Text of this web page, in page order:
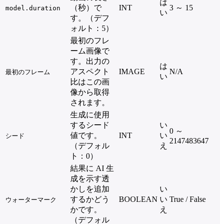
model.duration
（秒）で
す。（デフ
ォルト：5）
INT
は
い
3 ～ 15
最初のフレーム
最初のフレ
ーム画像で
す。出力の
アスペクト
比はこの画
像から取得
されます。
IMAGE
は
い
N/A
シード
生成に使用
するシード
値です。
（デフォル
ト：0）
INT
い
い
え
0 ～
2147483647
ウォーターマーク
結果に AI 生
成を示す透
かしを追加
するかどう
かです。
（デフォル
BOOLEAN
い
い
え
True / False